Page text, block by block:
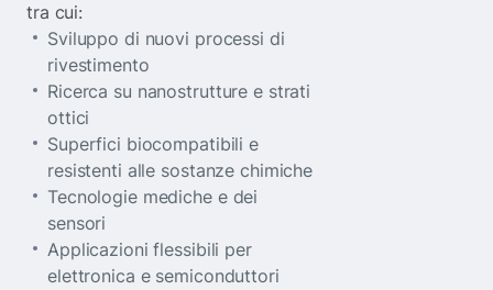
tra cui:
Sviluppo di nuovi processi di
rivestimento
Ricerca su nanostrutture e strati
ottici
Superfici biocompatibili e
resistenti alle sostanze chimiche
Tecnologie mediche e dei
sensori
Applicazioni flessibili per
elettronica e semiconduttori